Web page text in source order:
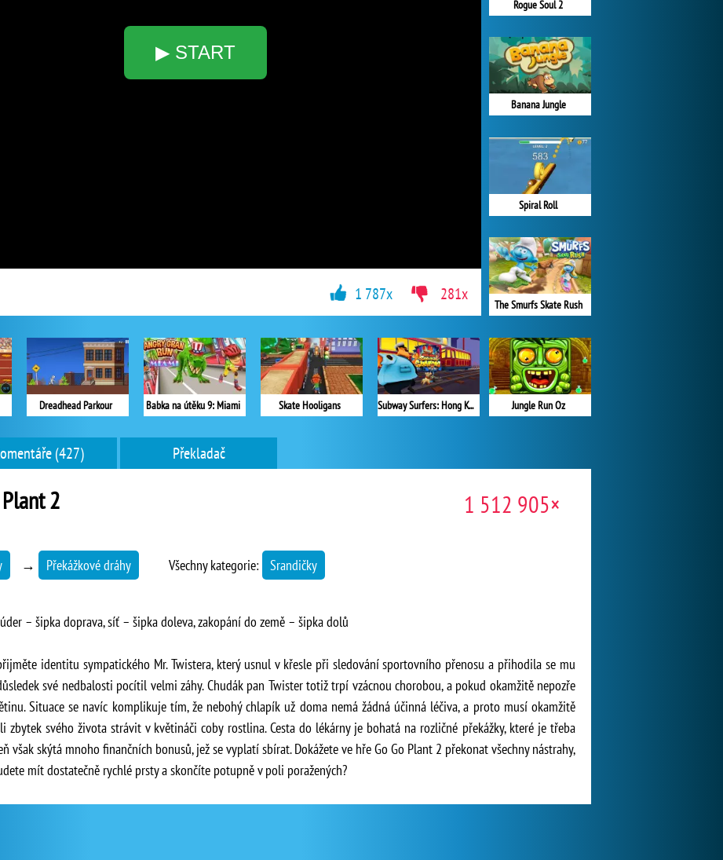
▶ START
Rogue Soul 2
Banana Jungle
Spiral Roll
The Smurfs Skate Rush
Jungle Run Oz
Dreadhead Parkour Babka na útěku 9: Miami Skate Hooligans Subway Surfers: Hong Kong
1 787x 281x
(427) Překladač
2 1 512 905×
→ Překážkové dráhy Všechny kategorie: Srandičky
– šipka doprava, síť – šipka doleva, zakopání do země – šipka dolů
identitu sympatického Mr. Twistera, který usnul v křesle při sledování sportovního přenosu a přihodila se mu
své nedbalosti pocítil velmi záhy. Chudák pan Twister totiž trpí vzácnou chorobou, a pokud okamžitě nepozře
Situace se navíc komplikuje tím, že nebohý chlapík už doma nemá žádná účinná léčiva, a proto musí okamžitě
zbytek svého života strávit v květináči coby rostlina. Cesta do lékárny je bohatá na rozličné překážky, které je třeba
však skýtá mnoho finančních bonusů, jež se vyplatí sbírat. Dokážete ve hře Go Go Plant 2 překonat všechny nástrahy,
mít dostatečně rychlé prsty a skončíte potupně v poli poražených?